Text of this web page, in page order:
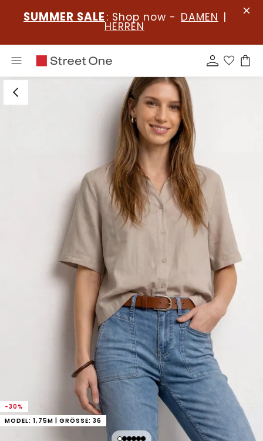
SUMMER SALE : Shop now - DAMEN |
HERREN
-30%
MODEL: 1,75M | GRÖSSE: 36